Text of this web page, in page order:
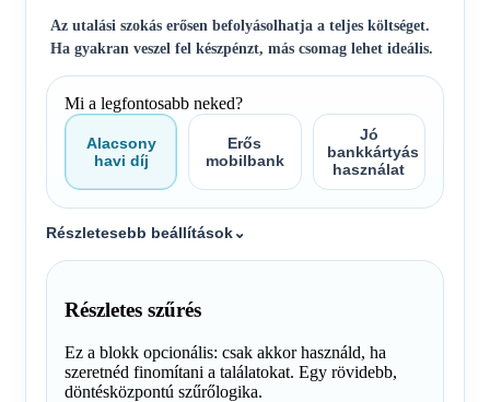
Az utalási szokás erősen befolyásolhatja a teljes költséget.
Ha gyakran veszel fel készpénzt, más csomag lehet ideális.
Mi a legfontosabb neked?
Alacsony
havi díj
Erős
mobilbank
Jó
bankkártyás
használat
Részletesebb beállítások⌄
Részletes szűrés
Ez a blokk opcionális: csak akkor használd, ha
szeretnéd finomítani a találatokat. Egy rövidebb,
döntésközpontú szűrőlogika.